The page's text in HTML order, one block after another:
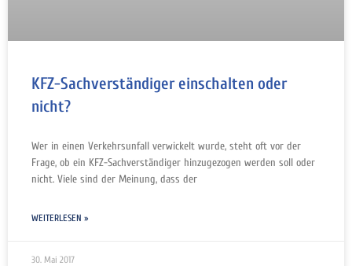
KFZ-Sachverständiger einschalten oder
nicht?
Wer in einen Verkehrsunfall verwickelt wurde, steht oft vor der
Frage, ob ein KFZ-Sachverständiger hinzugezogen werden soll oder
nicht. Viele sind der Meinung, dass der
WEITERLESEN »
30. Mai 2017